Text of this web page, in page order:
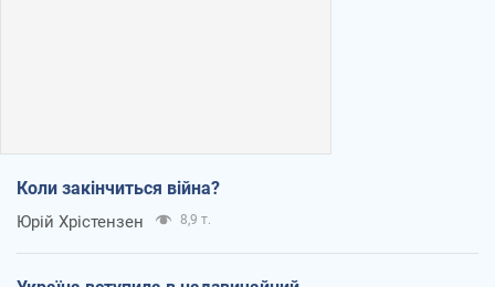
Коли закінчиться війна?
Юрій Хрістензен 8,9 т.